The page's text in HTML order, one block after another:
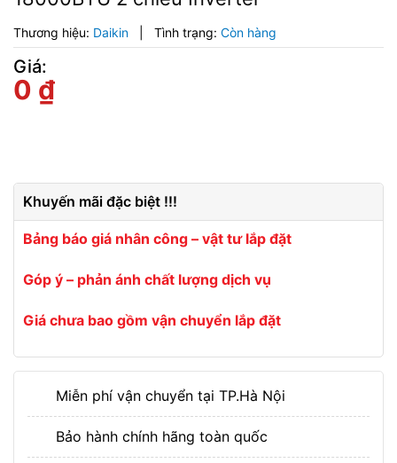
Thương hiệu: Daikin Tình trạng: Còn hàng
Giá:
0 ₫
Khuyến mãi đặc biệt !!!
Bảng báo giá nhân công – vật tư lắp đặt
Góp ý – phản ánh chất lượng dịch vụ
Giá chưa bao gồm vận chuyển lắp đặt
Miễn phí vận chuyển tại TP.Hà Nội
Bảo hành chính hãng toàn quốc